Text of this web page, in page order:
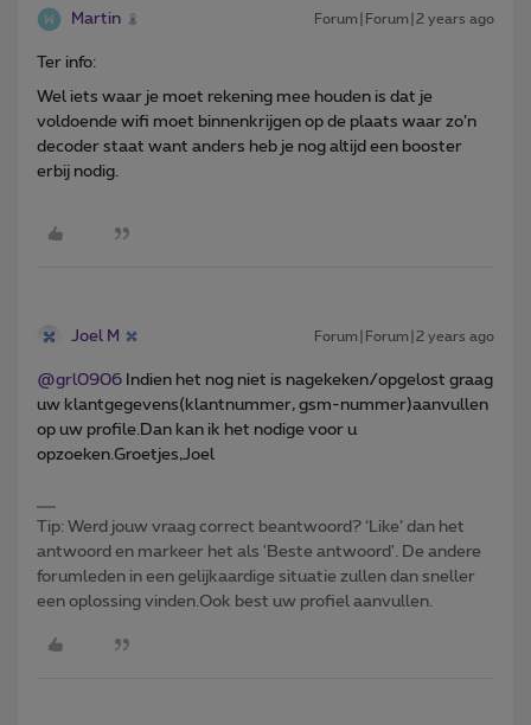
Martin Forum|Forum|2 years ago
Ter info:
Wel iets waar je moet rekening mee houden is dat je
voldoende wifi moet binnenkrijgen op de plaats waar zo’n
decoder staat want anders heb je nog altijd een booster
erbij nodig.
Joel M Forum|Forum|2 years ago
@grl0906 Indien het nog niet is nagekeken/opgelost graag
uw klantgegevens(klantnummer, gsm-nummer)aanvullen
op uw profile.Dan kan ik het nodige voor u
opzoeken.Groetjes,Joel
Tip: Werd jouw vraag correct beantwoord? ‘Like’ dan het
antwoord en markeer het als 'Beste antwoord'. De andere
forumleden in een gelijkaardige situatie zullen dan sneller
een oplossing vinden.Ook best uw profiel aanvullen.